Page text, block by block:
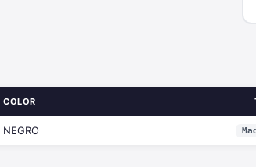
COLOR
NEGRO